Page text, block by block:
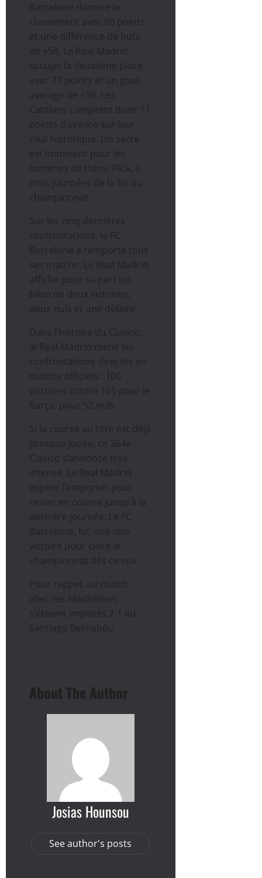
Barcelone domine le
classement avec 88 points
et une différence de buts
de +58. Le Real Madrid
occupe la deuxième place
avec 77 points et un goal-
average de +39. Les
Catalans comptent donc 11
points d’avance sur leur
rival historique. Un sacre
est imminent pour les
hommes de Hansi Flick, à
trois journées de la fin du
championnat.
Sur les cinq dernières
confrontations, le FC
Barcelone a remporté tous
ses matchs. Le Real Madrid
affiche pour sa part un
bilan de deux victoires,
deux nuls et une défaite.
Dans l’histoire du Clasico,
le Real Madrid mène les
confrontations directes en
matchs officiels : 106
victoires contre 105 pour le
Barça, pour 52 nuls.
Si la course au titre est déjà
presque jouée, ce 264e
Clasico s’annonce très
intense. Le Real Madrid
espère l’emporter pour
rester en course jusqu’à la
dernière journée. Le FC
Barcelone, lui, vise une
victoire pour clore le
championnat dès ce soir.
Pour rappel, au match
aller, les Madrilènes
s’étaient imposés 2-1 au
Santiago Bernabéu.
About The Author
Josias Hounsou
See author's posts